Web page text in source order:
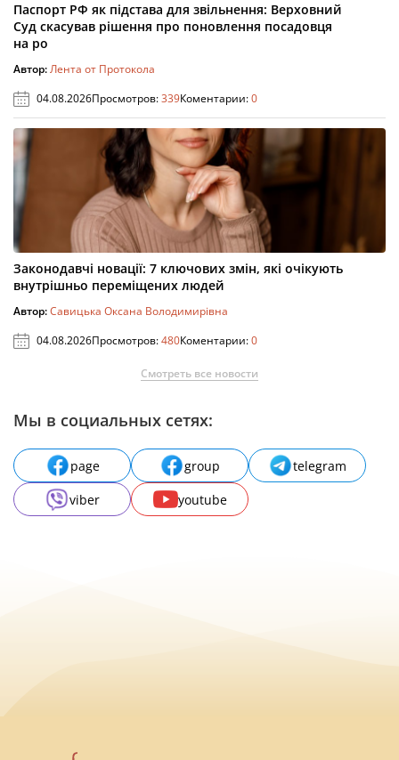
Паспорт РФ як підстава для звільнення: Верховний
Суд скасував рішення про поновлення посадовця
на ро
Автор:Лента от Протокола
04.08.2026Просмотров:339Коментарии:0
Законодавчі новації: 7 ключових змін, які очікують
внутрішньо переміщених людей
Автор:Савицька Оксана Володимирівна
04.08.2026Просмотров:480Коментарии:0
Смотреть все новости
Мы в социальных сетях:
page group
telegram
viber
youtube